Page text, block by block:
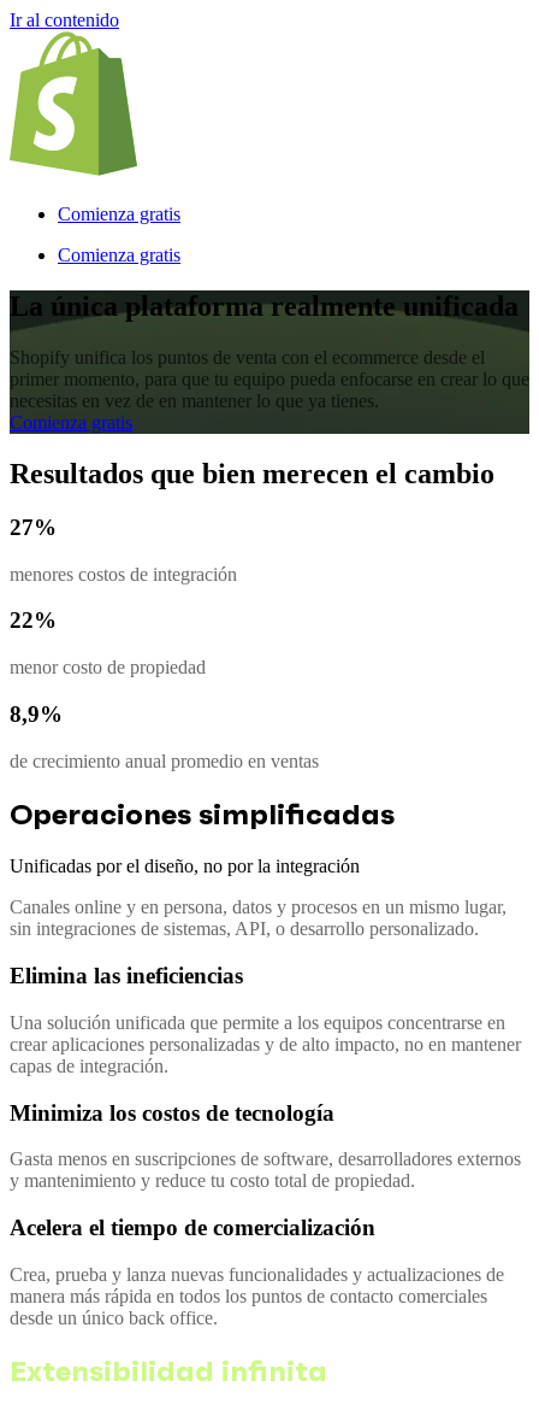
Ir al contenido
Comienza gratis
Comienza gratis
La única plataforma realmente unificada
Shopify unifica los puntos de venta con el ecommerce desde el
primer momento, para que tu equipo pueda enfocarse en crear lo que
necesitas en vez de en mantener lo que ya tienes.
Comienza gratis
Resultados que bien merecen el cambio
27%
menores costos de integración
22%
menor costo de propiedad
8,9%
de crecimiento anual promedio en ventas
Operaciones simplificadas
Unificadas por el diseño, no por la integración
Canales online y en persona, datos y procesos en un mismo lugar,
sin integraciones de sistemas, API, o desarrollo personalizado.
Elimina las ineficiencias
Una solución unificada que permite a los equipos concentrarse en
crear aplicaciones personalizadas y de alto impacto, no en mantener
capas de integración.
Minimiza los costos de tecnología
Gasta menos en suscripciones de software, desarrolladores externos
y mantenimiento y reduce tu costo total de propiedad.
Acelera el tiempo de comercialización
Crea, prueba y lanza nuevas funcionalidades y actualizaciones de
manera más rápida en todos los puntos de contacto comerciales
desde un único back office.
Extensibilidad infinita